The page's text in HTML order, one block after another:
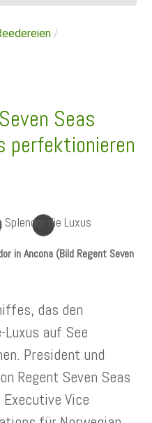
/
Seas
perfektionieren
in Ancona (Bild Regent Seven
das den
auf See
President und
Regent Seven Seas
Vice